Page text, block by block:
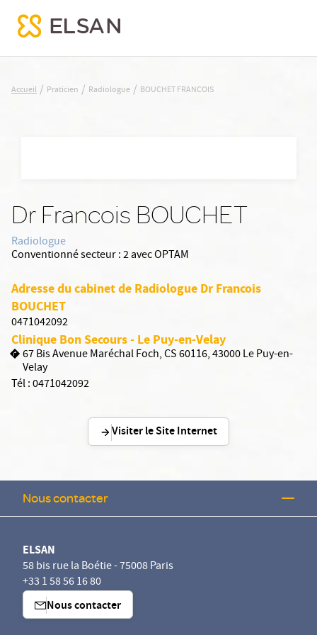
BOUCHET FRANCOIS
Accueil / Praticien / Radiologue / BOUCHET FRANCOIS
Dr Francois BOUCHET
Radiologue
Conventionné secteur :2 avec OPTAM
Adresse du cabinet de Radiologue Dr Francois
BOUCHET
0471042092
Clinique Bon Secours - Le Puy-en-Velay
67 Bis Avenue Maréchal Foch, CS 60116, 43000 Le Puy-en-
Velay
Tél :0471042092
Visiter le Site Internet
Nous contacter
ELSAN
58 bis rue la Boétie - 75008 Paris
+33 1 58 56 16 80
Nous contacter